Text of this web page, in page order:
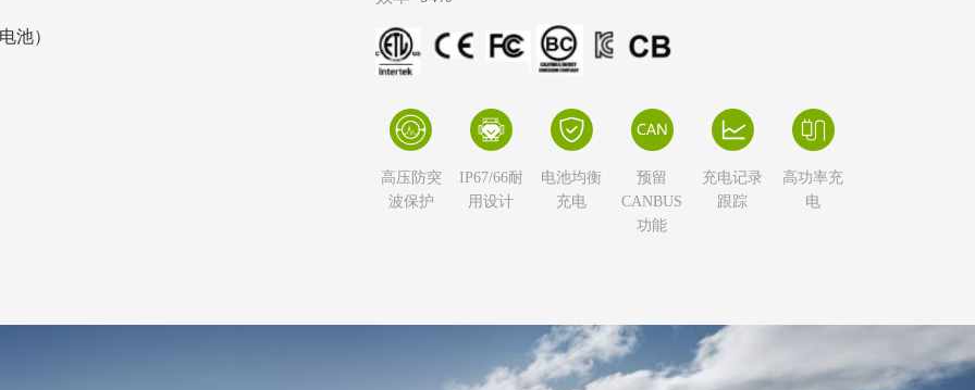
池）
高压防突
波保护
IP67/66耐
用设计
电池均衡
充电
预留
CANBUS
功能
充电记录
跟踪
高功率充
电